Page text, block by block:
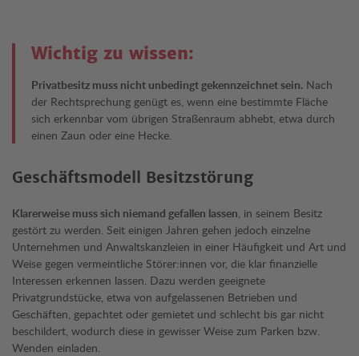
Wichtig zu wissen:
Privatbesitz muss nicht unbedingt gekennzeichnet sein. Nach
der Rechtsprechung genügt es, wenn eine bestimmte Fläche
sich erkennbar vom übrigen Straßenraum abhebt, etwa durch
einen Zaun oder eine Hecke.
Geschäftsmodell Besitzstörung
Klarerweise muss sich niemand gefallen lassen, in seinem Besitz
gestört zu werden. Seit einigen Jahren gehen jedoch einzelne
Unternehmen und Anwaltskanzleien in einer Häufigkeit und Art und
Weise gegen vermeintliche Störer:innen vor, die klar finanzielle
Interessen erkennen lassen. Dazu werden geeignete
Privatgrundstücke, etwa von aufgelassenen Betrieben und
Geschäften, gepachtet oder gemietet und schlecht bis gar nicht
beschildert, wodurch diese in gewisser Weise zum Parken bzw.
Wenden einladen.